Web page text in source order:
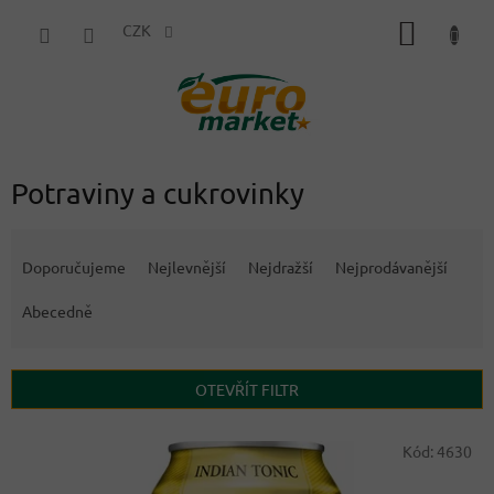
CZK
Potraviny a cukrovinky
r
Doporučujeme Nejlevnější Nejdražší Nejprodávanější
Abecedně
OTEVŘÍT FILTR
Kód: 4630